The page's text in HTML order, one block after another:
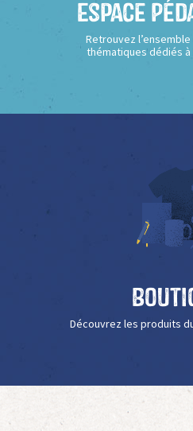
Espace
Retrouvez
thématiques dédiés à
Découvrez les produits